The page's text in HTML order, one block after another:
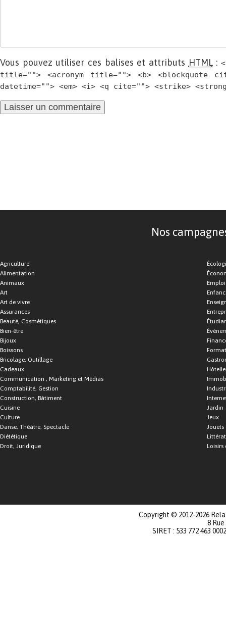
Vous pouvez utiliser ces balises et attributs HTML:
title=""> <acronym title=""> <b> <blockquote
datetime=""> <em> <i> <q cite=""> <strike>
Nos
Agriculture
Alimentation
Animaux
Art
Art de vivre
Assurances
Beauté, Cosmétiques
Bien-être
Bijoux
Boissons
Bricolage, Outillage
Cadeaux
Communication , Marketing et Médias
Comptabilité, Gestion
Construction, Bâtiment
Cuisine
Culture
Danse, Théâtre, Spectacle
Diététique
Droit, Juridique
Emploi
Jardin
Jeux
Jouets
Loisirs
Copyright © 2012-2026
8
SIRET : 533 772 463